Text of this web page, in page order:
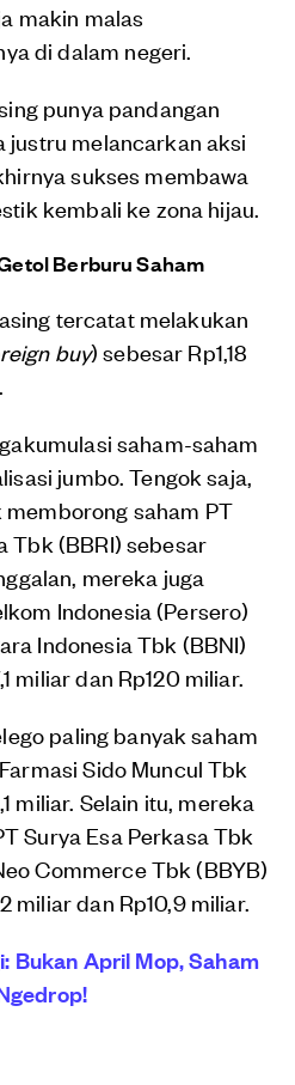
makin malas
di dalam negeri.
punya pandangan
justru melancarkan aksi
sukses membawa
kembali ke zona hijau.
Berburu Saham
tercatat melakukan
buy) sebesar Rp1,18
saham-saham
jumbo. Tengok saja,
saham PT
Tbk (BBRI) sebesar
mereka juga
Indonesia (Persero)
Indonesia Tbk (BBNI)
miliar dan Rp120 miliar.
paling banyak saham
Sido Muncul Tbk
miliar. Selain itu, mereka
Surya Esa Perkasa Tbk
Commerce Tbk (BBYB)
miliar dan Rp10,9 miliar.
Bukan April Mop, Saham